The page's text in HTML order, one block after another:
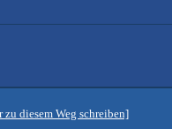
zu diesem Weg schreiben]